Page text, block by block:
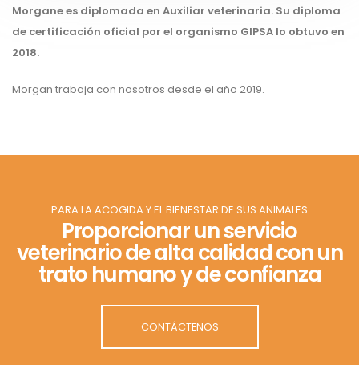
Morgane es diplomada en Auxiliar veterinaria. Su diploma
de certificación oficial por el organismo GIPSA lo obtuvo en
2018.
Morgan trabaja con nosotros desde el año 2019.
PARA LA ACOGIDA Y EL BIENESTAR DE SUS ANIMALES
Proporcionar un servicio
veterinario de alta calidad con un
trato humano y de confianza
CONTÁCTENOS